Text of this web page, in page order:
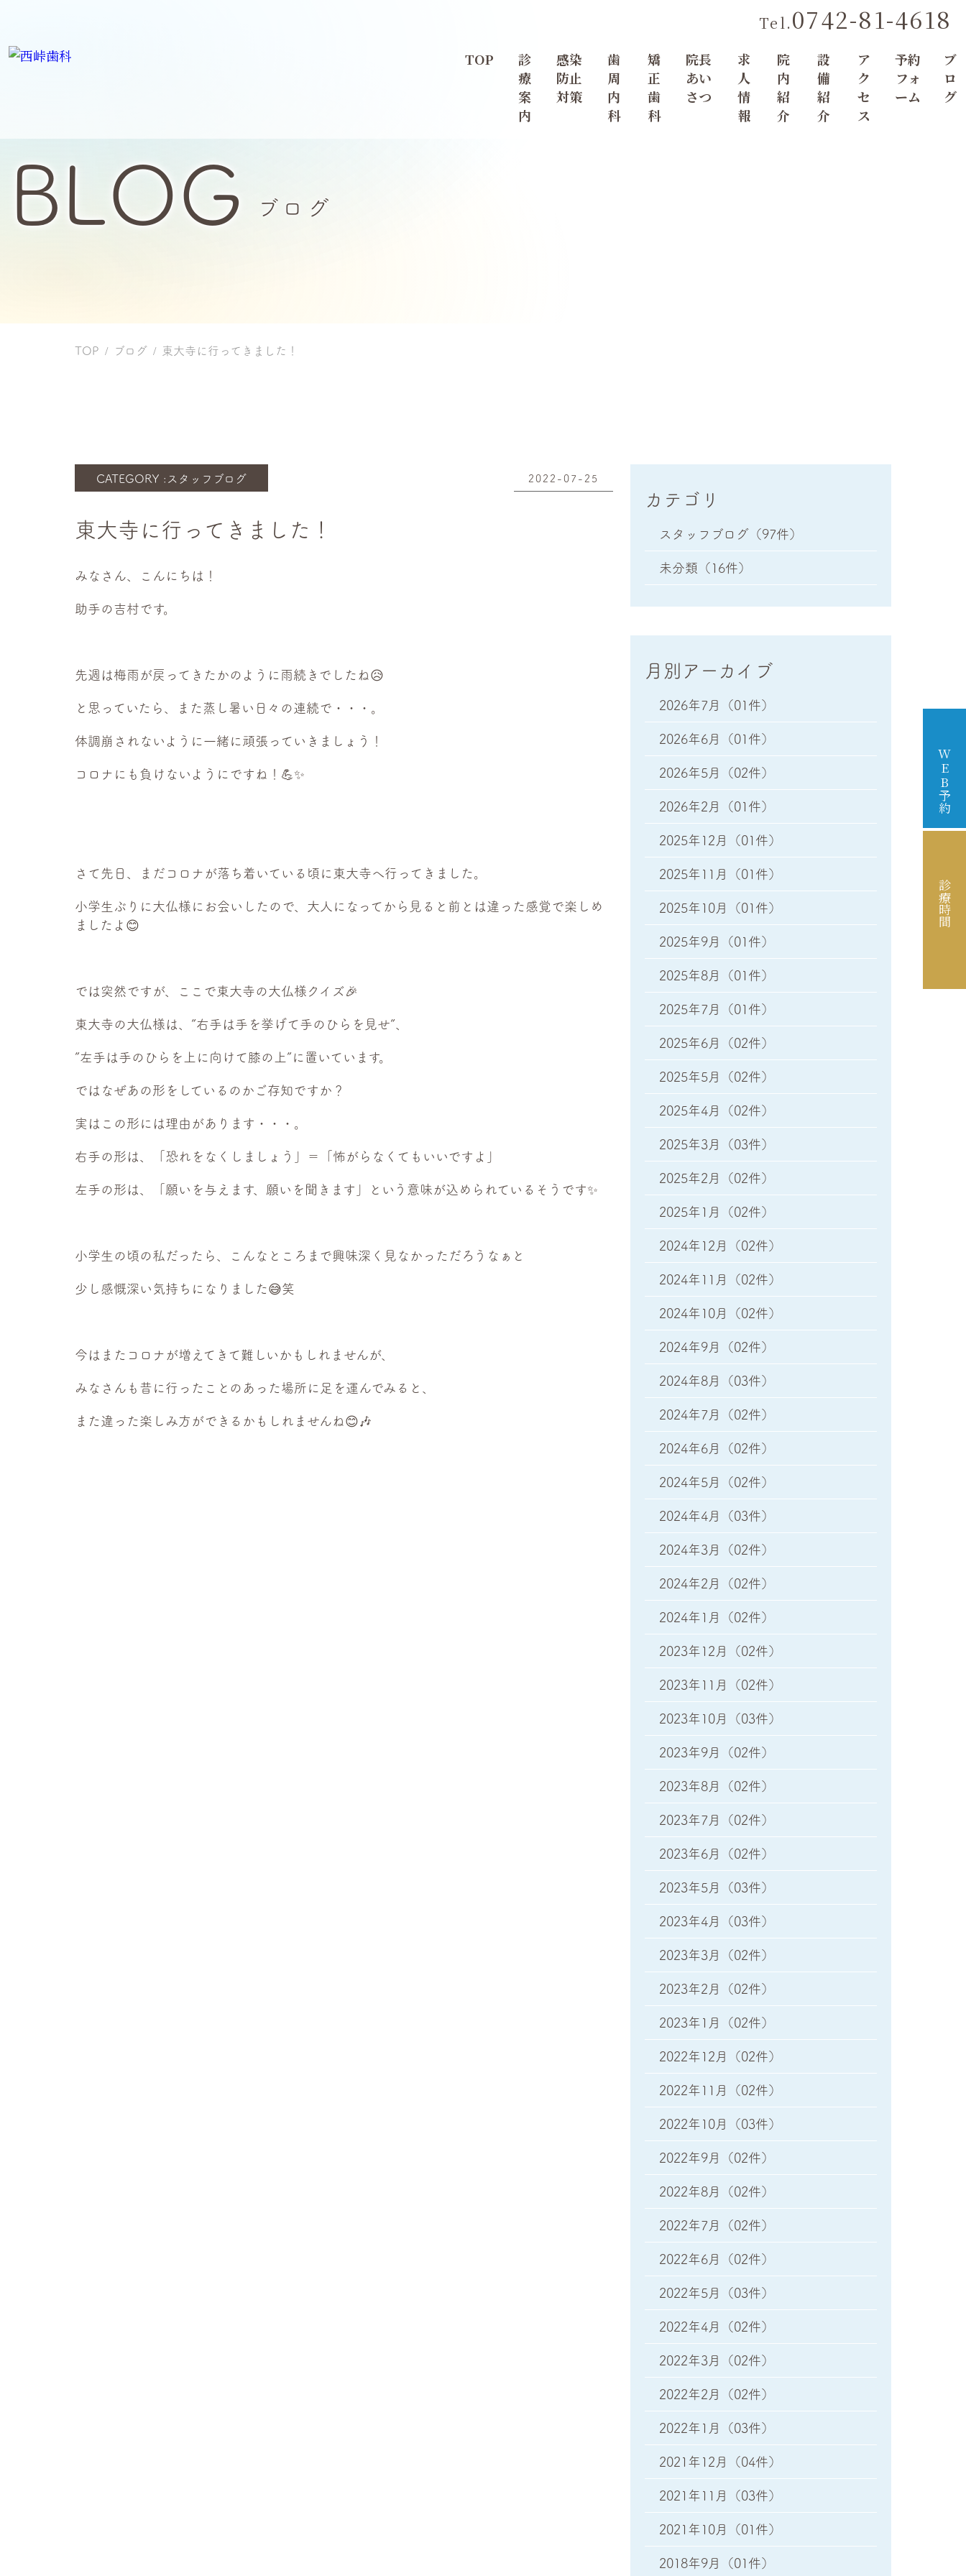
Tel.0742-81-4618
TOP
診
療
案
内
感染
防止
対策
歯
周
内
科
矯
正
歯
科
院長
あい
さつ
求
人
情
報
院
内
紹
介
設
備
紹
介
ア
ク
セ
ス
予約
フォ
ーム
ブ
ロ
グ
BLOG ブログ
TOP ブログ 東大寺に行ってきました！
CATEGORY : スタッフブログ 2022-07-25
東大寺に行ってきました！
みなさん、こんにちは！
助手の吉村です。
先週は梅雨が戻ってきたかのように雨続きでしたね😥
と思っていたら、また蒸し暑い日々の連続で・・・。
体調崩されないように一緒に頑張っていきましょう！
コロナにも負けないようにですね！💪✨
さて先日、まだコロナが落ち着いている頃に東大寺へ行ってきました。
小学生ぶりに大仏様にお会いしたので、大人になってから見ると前とは違った感覚で楽しめ
ましたよ😊
では突然ですが、ここで東大寺の大仏様クイズ🎉
東大寺の大仏様は、”右手は手を挙げて手のひらを見せ”、
”左手は手のひらを上に向けて膝の上”に置いています。
ではなぜあの形をしているのかご存知ですか？
実はこの形には理由があります・・・。
右手の形は、「恐れをなくしましょう」＝「怖がらなくてもいいですよ」
左手の形は、「願いを与えます、願いを聞きます」という意味が込められているそうです✨
小学生の頃の私だったら、こんなところまで興味深く見なかっただろうなぁと
少し感慨深い気持ちになりました😅笑
今はまたコロナが増えてきて難しいかもしれませんが、
みなさんも昔に行ったことのあった場所に足を運んでみると、
また違った楽しみ方ができるかもしれませんね😊🎶
カテゴリ
スタッフブログ （97件）
未分類 （16件）
月別アーカイブ
2026年7月 （01件）
2026年6月 （01件）
2026年5月 （02件）
2026年2月 （01件）
2025年12月 （01件）
2025年11月 （01件）
2025年10月 （01件）
2025年9月 （01件）
2025年8月 （01件）
2025年7月 （01件）
2025年6月 （02件）
2025年5月 （02件）
2025年4月 （02件）
2025年3月 （03件）
2025年2月 （02件）
2025年1月 （02件）
2024年12月 （02件）
2024年11月 （02件）
2024年10月 （02件）
2024年9月 （02件）
2024年8月 （03件）
2024年7月 （02件）
2024年6月 （02件）
2024年5月 （02件）
2024年4月 （03件）
2024年3月 （02件）
2024年2月 （02件）
2024年1月 （02件）
2023年12月 （02件）
2023年11月 （02件）
2023年10月 （03件）
2023年9月 （02件）
2023年8月 （02件）
2023年7月 （02件）
2023年6月 （02件）
2023年5月 （03件）
2023年4月 （03件）
2023年3月 （02件）
2023年2月 （02件）
2023年1月 （02件）
2022年12月 （02件）
2022年11月 （02件）
2022年10月 （03件）
2022年9月 （02件）
2022年8月 （02件）
2022年7月 （02件）
2022年6月 （02件）
2022年5月 （03件）
2022年4月 （02件）
2022年3月 （02件）
2022年2月 （02件）
2022年1月 （03件）
2021年12月 （04件）
2021年11月 （03件）
2021年10月 （01件）
2018年9月 （01件）
W
E
B
予約
診療時間